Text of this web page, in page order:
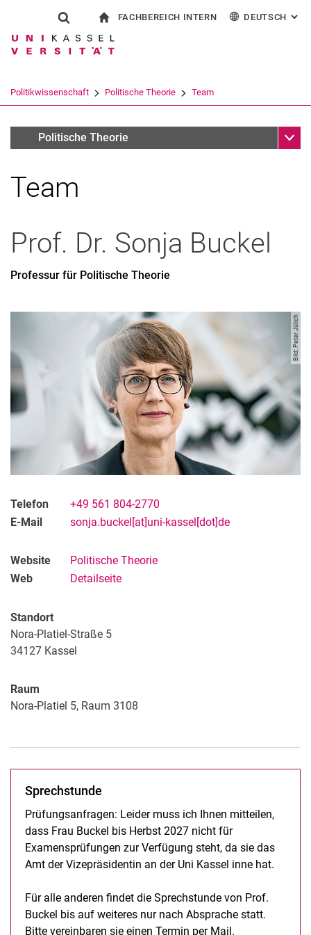
Springe direkt zu: Inhalt
Springe direkt zu: Suche
Springe direkt zu:
Suchformular
Suchbegriff
Suchen (öffnet externen Link in einem
FACHBEREICH INTERN DEUTSCH :
Politikwissenschaft Politische Theorie Team
Fachgebiete
Politische Theorie
Dr. Dr. Carolina Vestena
Robin Lenz
Studentische Mitarbeiter*innen
Ehemalige Mitarbeiter
Team
Prof. Dr. Sonja Buckel
Professur für Politische Theorie
Bild: Peter Jülich
Telefon
+49 561 804-2770
E-Mail
sonja.buckel[at]uni-kassel[dot]de
Website
Politische Theorie
Web
Detailseite
Standort
Nora-Platiel-Straße 5
34127 Kassel
Raum
Nora-Platiel 5, Raum 3108
Sprechstunde
Prüfungsanfragen: Leider muss ich Ihnen mitteilen,
dass Frau Buckel bis Herbst 2027 nicht für
Examensprüfungen zur Verfügung steht, da sie das
Amt der Vizepräsidentin an der Uni Kassel inne hat.
Für alle anderen findet die Sprechstunde von Prof.
Buckel bis auf weiteres nur nach Absprache statt.
Bitte vereinbaren sie einen Termin per Mail.